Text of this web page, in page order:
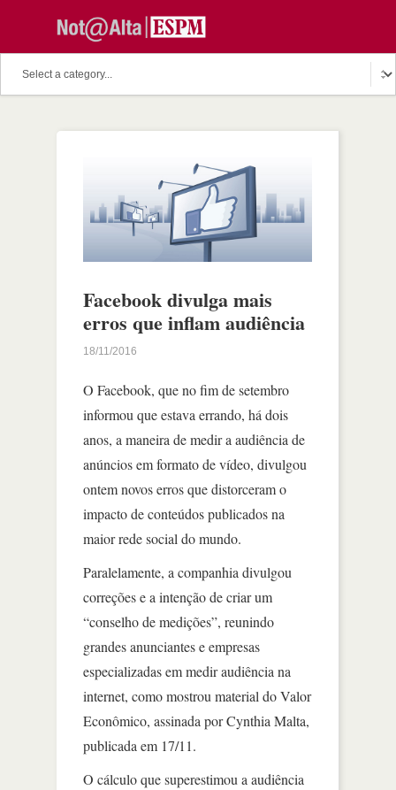
Facebook divulga mais
erros que inflam audiência
18/11/2016
O Facebook, que no fim de setembro
informou que estava errando, há dois
anos, a maneira de medir a audiência de
anúncios em formato de vídeo, divulgou
ontem novos erros que distorceram o
impacto de conteúdos publicados na
maior rede social do mundo.
Paralelamente, a companhia divulgou
correções e a intenção de criar um
“conselho de medições”, reunindo
grandes anunciantes e empresas
especializadas em medir audiência na
internet, como mostrou material do Valor
Econômico, assinada por Cynthia Malta,
publicada em 17/11.
O cálculo que superestimou a audiência